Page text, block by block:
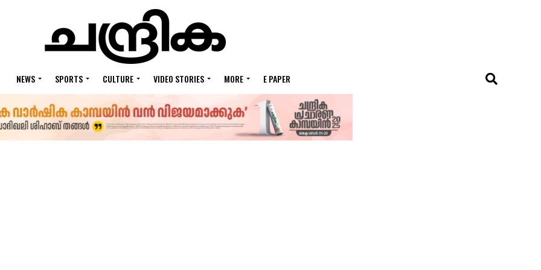
NEWS SPORTS CULTURE VIDEO STORIES MORE E PAPER